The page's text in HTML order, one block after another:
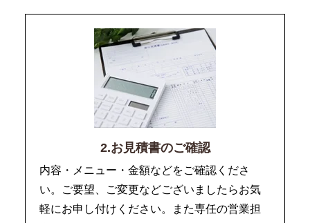
2.お見積書のご確認
内容・メニュー・金額などをご確認くださ
い。ご要望、ご変更などございましたらお気
軽にお申し付けください。また専任の営業担